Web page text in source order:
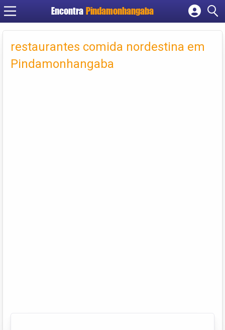
Encontra Pindamonhangaba
Cadastrar empresa
Criar conta
restaurantes comida nordestina em
Pindamonhangaba